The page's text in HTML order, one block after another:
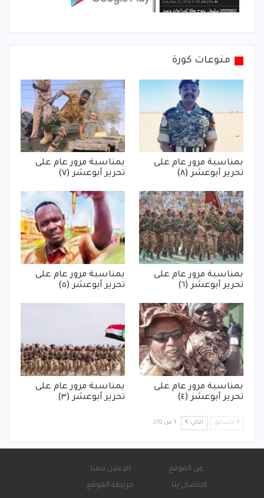
منوعات كورة
بمناسبة مرور عام على
تحرير أبوعشر (٨)
بمناسبة مرور عام على
تحرير أبوعشر (٧)
بمناسبة مرور عام على
تحرير أبوعشر (٦)
بمناسبة مرور عام على
تحرير أبوعشر (٥)
بمناسبة مرور عام على
تحرير أبوعشر (٤)
بمناسبة مرور عام على
تحرير أبوعشر (٣)
السابق التالي 1 من 270
عن الموقع
للإعلان معنا
الاتصال بنا
خريطة الموقع